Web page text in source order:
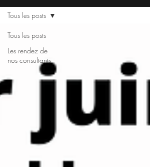
Tous les posts
Les rendez de
nos consultants
Tous les posts